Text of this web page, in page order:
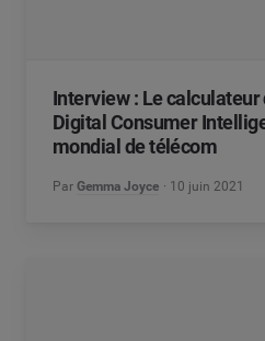
Interview : Le
Digital Consumer
mondial de télécom
Par Gemma Joyce 10 juin 2021